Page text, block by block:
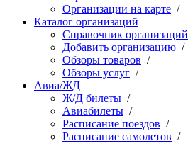
Организации на карте /
Каталог организаций
Справочник организаций
Добавить организацию /
Обзоры товаров /
Обзоры услуг /
Авиа/ЖД
Ж/Д билеты /
Авиабилеты /
Расписание поездов /
Расписание самолетов /